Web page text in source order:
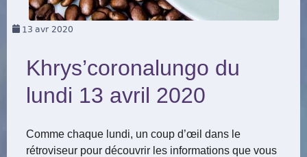
13 avr 2020
Khrys’coronalungo du
lundi 13 avril 2020
Comme chaque lundi, un coup d’œil dans le
rétroviseur pour découvrir les informations que vous